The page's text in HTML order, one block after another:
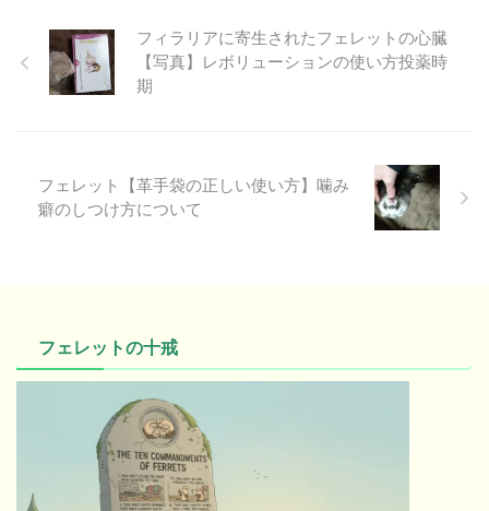
フィラリアに寄生されたフェレットの心臓
【写真】レボリューションの使い方投薬時
期
フェレット【革手袋の正しい使い方】噛み
癖のしつけ方について
フェレットの十戒